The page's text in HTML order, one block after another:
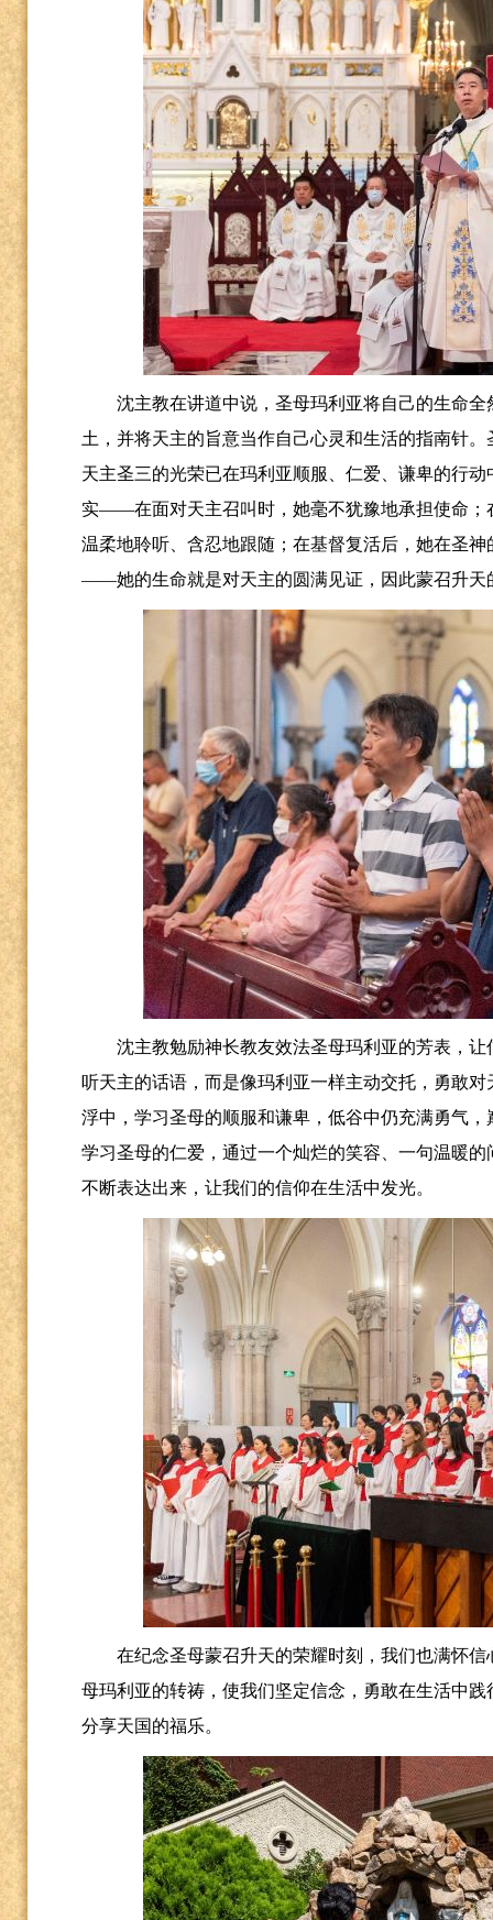
沈主教在讲道中说，圣母玛利亚将自己的生命
土，并将天主的旨意当作自己心灵和生活的指南针
天主圣三的光荣已在玛利亚顺服、仁爱、谦卑的行
实——在面对天主召叫时，她毫不犹豫地承担使命；
温柔地聆听、含忍地跟随；在基督复活后，她在圣
——她的生命就是对天主的圆满见证，因此蒙召升天
沈主教勉励神长教友效法圣母玛利亚的芳表，
听天主的话语，而是像玛利亚一样主动交托，勇敢对
浮中，学习圣母的顺服和谦卑，低谷中仍充满勇气
学习圣母的仁爱，通过一个灿烂的笑容、一句温暖
不断表达出来，让我们的信仰在生活中发光。
在纪念圣母蒙召升天的荣耀时刻，我们也满怀
母玛利亚的转祷，使我们坚定信念，勇敢在生活中
分享天国的福乐。